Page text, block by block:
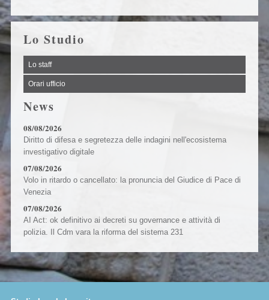
Lo Studio
Lo staff
Orari ufficio
News
08/08/2026
Diritto di difesa e segretezza delle indagini nell'ecosistema
investigativo digitale
07/08/2026
Volo in ritardo o cancellato: la pronuncia del Giudice di Pace di
Venezia
07/08/2026
AI Act: ok definitivo ai decreti su governance e attività di
polizia. Il Cdm vara la riforma del sistema 231